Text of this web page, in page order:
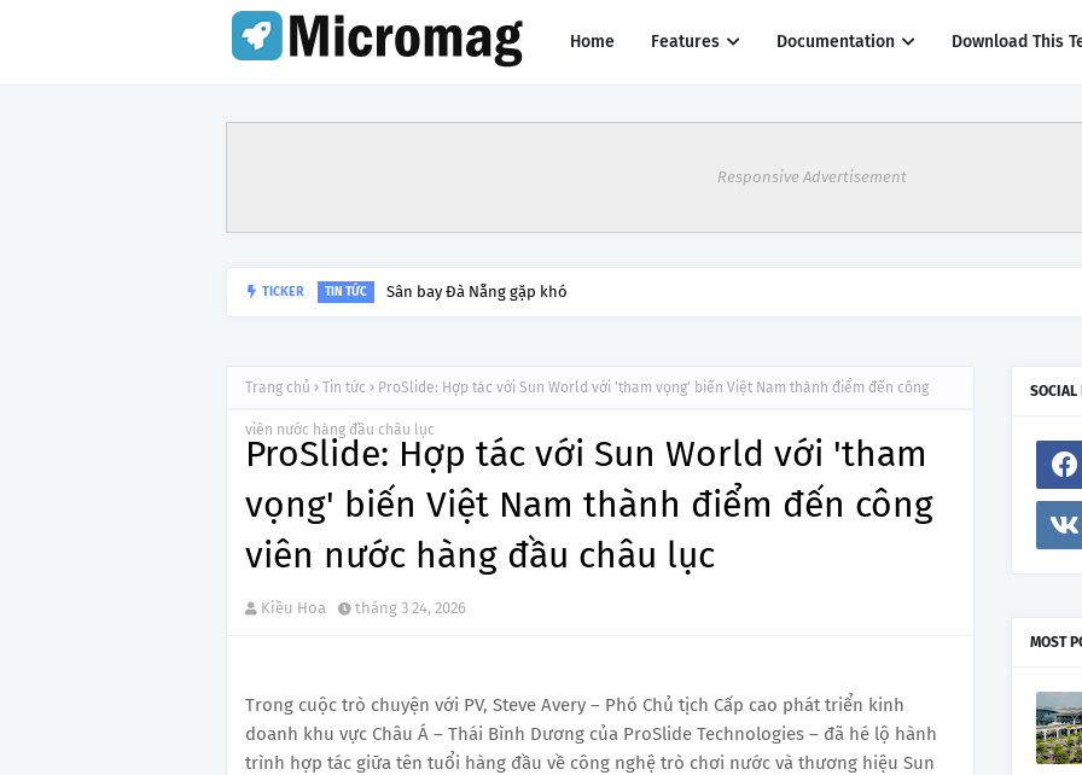
Home Features Documentation Download This
Responsive Advertisement
TICKER TIN TỨC Sân bay Đà Nẵng gặp khó
Trang chủ Tin tức ProSlide: Hợp tác với Sun World với 'tham vọng' biến Việt Nam thành điểm đến công
viên nước hàng đầu châu lục
ProSlide: Hợp tác với Sun World với 'tham
vọng' biến Việt Nam thành điểm đến công
viên nước hàng đầu châu lục
Kiều Hoa tháng 3 24, 2026
Trong cuộc trò chuyện với PV, Steve Avery – Phó Chủ tịch Cấp cao phát triển kinh
doanh khu vực Châu Á – Thái Bình Dương của ProSlide Technologies – đã hé lộ hành
trình hợp tác giữa tên tuổi hàng đầu về công nghệ trò chơi nước và thương hiệu Sun
SOCIAL
MOST